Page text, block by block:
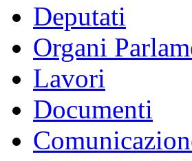
Deputati
Organi
Lavori
Documenti